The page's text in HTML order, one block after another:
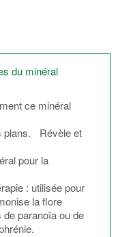
du minéral
ce minéral
plans. Révèle et
pour la
: utilisée pour
la flore
paranoïa ou de